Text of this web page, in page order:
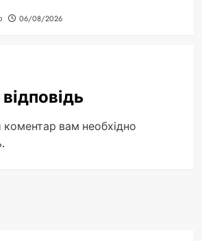
06/08/2026
вам необхідно
.